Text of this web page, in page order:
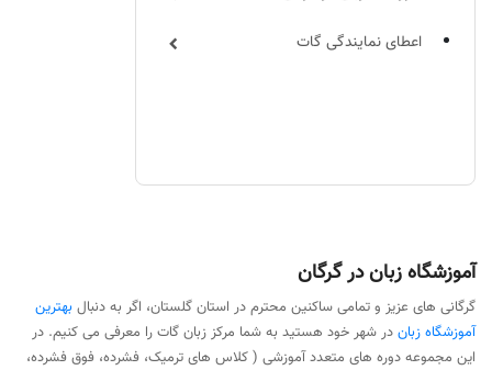
اعطای نمایندگی گات
آموزشگاه زبان در گرگان
گرگانی های عزیز و تمامی ساکنین محترم در استان گلستان، اگر به دنبال بهترین
آموزشگاه زبان در شهر خود هستید به شما مرکز زبان گات را معرفی می کنیم. در
این مجموعه دوره های متعدد آموزشی ( کلاس های ترمیک، فشرده، فوق فشرده،